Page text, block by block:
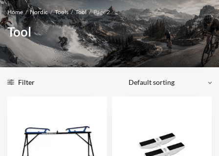
Home / Nordic / Tools / Tool / Page 2
Tool
Filter